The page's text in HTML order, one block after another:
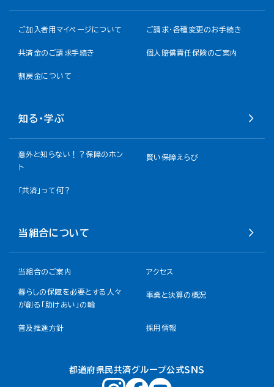
ご加入者用マイページについて ご請求・各種変更のお手続き
共済金のご請求手続き 個人賠償責任保険のご案内
割戻金について​
知る・学ぶ
意外と知らない！？保障のホン
ト
賢い保障えらび
「共済」って何？
当組合について
当組合のご案内 アクセス
暮らしの保障を必要とする人々
が創る「助けあい」の輪
事業と決算の概況
普及推進方針 採用情報
都道府県民共済グループ公式ＳＮＳ